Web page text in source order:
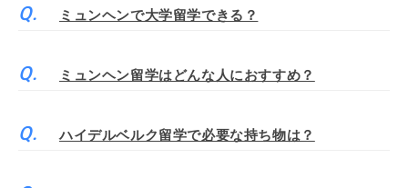
ミュンヘンで大学留学できる？
ミュンヘン留学はどんな人におすすめ？
ハイデルベルク留学で必要な持ち物は？